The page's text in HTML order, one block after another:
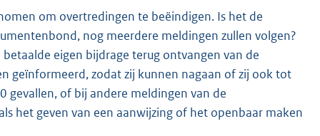
om overtredingen te beëindigen. Is het de
nog meerdere meldingen zullen volgen?
eigen bijdrage terug ontvangen van de
geïnformeerd, zodat zij kunnen nagaan of zij ook tot
gevallen, of bij andere meldingen van de
het geven van een aanwijzing of het openbaar maken